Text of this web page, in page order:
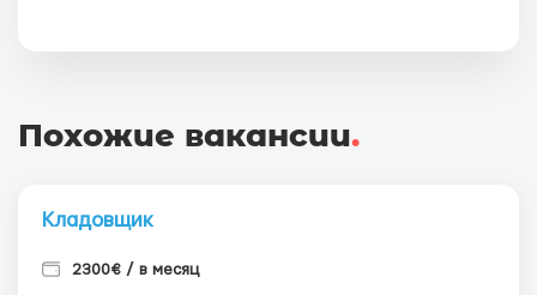
Похожие вакансии.
Кладовщик
2300€ / в месяц